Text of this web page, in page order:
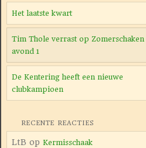
Het laatste kwart
Tim Thole verrast op Zomerschaken
avond 1
De Kentering heeft een nieuwe
clubkampioen
RECENTE REACTIES
LtB op Kermisschaak